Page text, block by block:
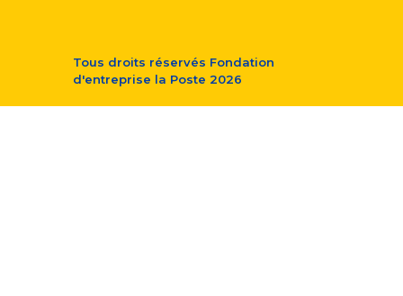
Tous droits réservés Fondation
d'entreprise la Poste 2026